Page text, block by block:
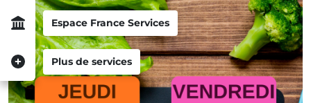
Espace France Services
Plus de services